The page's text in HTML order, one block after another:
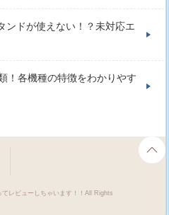
ンドが使えない！？未対応エ
！各機種の特徴をわかりやす
レビューしちゃいます！！All Rights